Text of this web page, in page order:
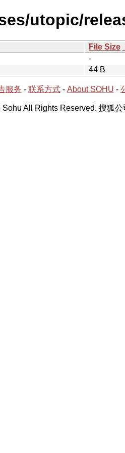
utopic/
File Size
-
44 B
服务 - 联系方式- About SOHU -
All Rights Reserved. 搜狐公